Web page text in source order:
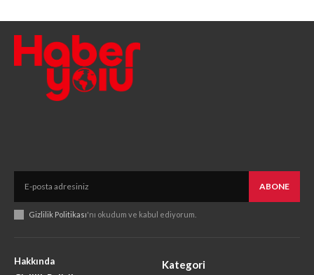
ABONE
Gizlilik Politikası'nı okudum ve kabul ediyorum.
Hakkında
Kategori